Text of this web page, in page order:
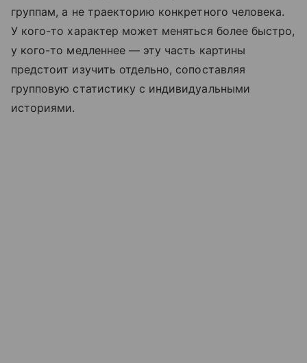
группам, а не траекторию конкретного человека.
У кого-то характер может меняться более быстро,
у кого-то медленнее — эту часть картины
предстоит изучить отдельно, сопоставляя
групповую статистику с индивидуальными
историями.